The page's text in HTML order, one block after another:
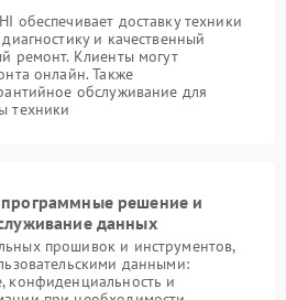
обеспечивает доставку техники
и качественный
ремонт. Клиенты могут
онлайн. Также
обслуживание для
техники
решение и
данных
прошивок и инструментов,
данными:
конфиденциальность и